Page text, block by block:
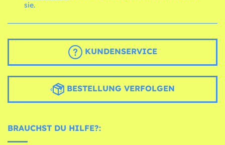
sie.
KUNDENSERVICE
BESTELLUNG VERFOLGEN
BRAUCHST DU HILFE?: